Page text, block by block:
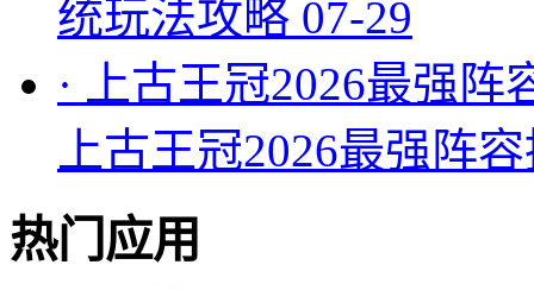
统玩法攻略 07-29
·
上古王冠2026最强
上古王冠2026最强阵
热门应用